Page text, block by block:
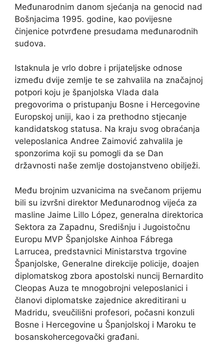
Međunarodnim danom sjećanja na genocid nad
Bošnjacima 1995. godine, kao povijesne
činjenice potvrđene presudama međunarodnih
sudova.
Istaknula je vrlo dobre i prijateljske odnose
između dvije zemlje te se zahvalila na značajnoj
potpori koju je španjolska Vlada dala
pregovorima o pristupanju Bosne i Hercegovine
Europskoj uniji, kao i za prethodno stjecanje
kandidatskog statusa. Na kraju svog obraćanja
veleposlanica Andree Zaimović zahvalila je
sponzorima koji su pomogli da se Dan
državnosti naše zemlje dostojanstveno obilježi.
Među brojnim uzvanicima na svečanom prijemu
bili su izvršni direktor Međunarodnog vijeća za
masline Jaime Lillo López, generalna direktorica
Sektora za Zapadnu, Središnju i Jugoistočnu
Europu MVP Španjolske Ainhoa Fábrega
Larrucea, predstavnici Ministarstva trgovine
Španjolske, Generalne direkcije policije, doajen
diplomatskog zbora apostolski nuncij Bernardito
Cleopas Auza te mnogobrojni veleposlanici i
članovi diplomatske zajednice akreditirani u
Madridu, sveučilišni profesori, počasni konzuli
Bosne i Hercegovine u Španjolskoj i Maroku te
bosanskohercegovački građani.